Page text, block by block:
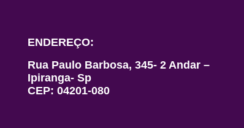
ENDEREÇO:
Rua Paulo Barbosa, 345- 2 Andar –
Ipiranga- Sp
CEP: 04201-080